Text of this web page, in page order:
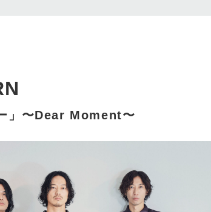
」〜Dear Moment〜